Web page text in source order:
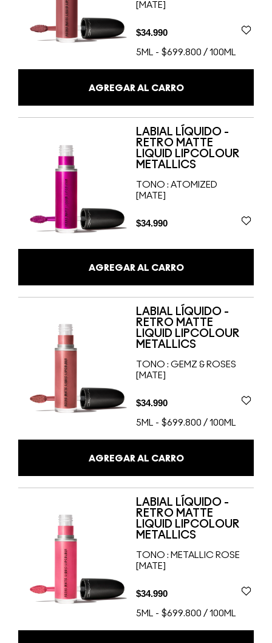
[MATE]
$34.990
5ML - $699.800 / 100ML
AGREGAR AL CARRO
LABIAL LÍQUIDO -
RETRO MATTE
LIQUID LIPCOLOUR
METALLICS
TONO : ATOMIZED
[MATE]
$34.990
AGREGAR AL CARRO
LABIAL LÍQUIDO -
RETRO MATTE
LIQUID LIPCOLOUR
METALLICS
TONO : GEMZ & ROSES
[MATE]
$34.990
5ML - $699.800 / 100ML
AGREGAR AL CARRO
LABIAL LÍQUIDO -
RETRO MATTE
LIQUID LIPCOLOUR
METALLICS
TONO : METALLIC ROSE
[MATE]
$34.990
5ML - $699.800 / 100ML